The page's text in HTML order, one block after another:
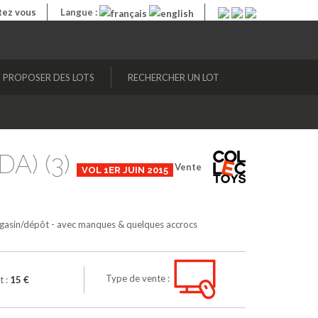
vous Langue :
PROPOSER DES LOTS RECHERCHER UN LOT
Vente
(3) VOL 1ER JUIN 2015
dépôt - avec manques & quelques accrocs
: 15 € Type de vente :